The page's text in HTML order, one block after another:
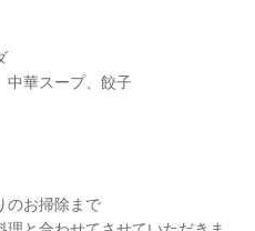
中華スープ、餃子
のお掃除まで